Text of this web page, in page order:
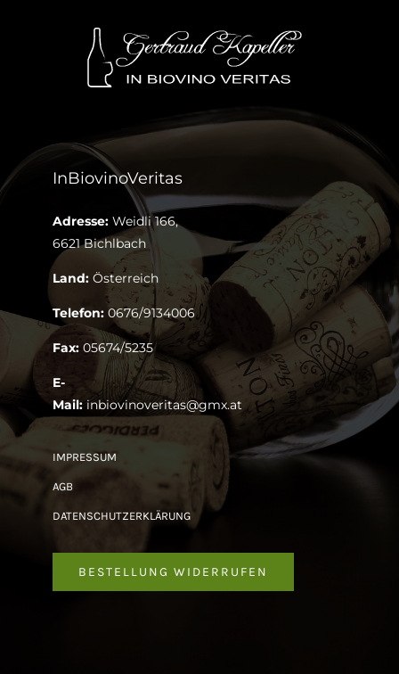
InBiovinoVeritas
Adresse: Weidli 166,
6621 Bichlbach
Land: Österreich
Telefon: 0676/9134006
Fax: 05674/5235
E-
Mail: inbiovinoveritas@gmx.at
IMPRESSUM
AGB
DATENSCHUTZERKLÄRUNG
BESTELLUNG WIDERRUFEN